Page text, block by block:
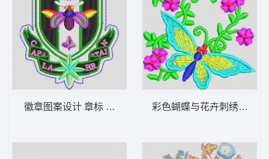
徽章图案设计 章标 蜜蜂 彩色蝴蝶与花卉刺绣图案